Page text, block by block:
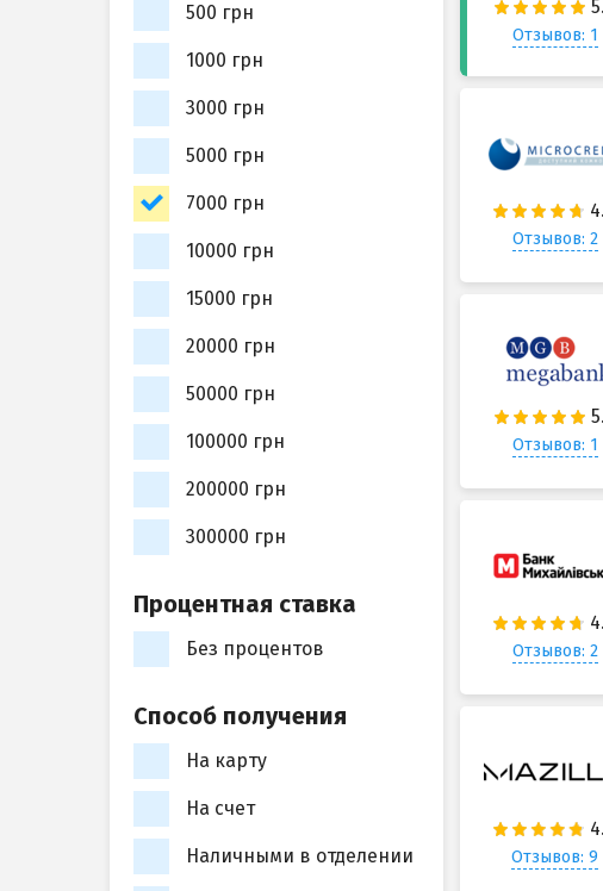
Отзывов: 1
Отзывов: 2
Отзывов: 1
Отзывов: 2
Отзывов: 9
500 грн
1000 грн
3000 грн
5000 грн
7000 грн
10000 грн
15000 грн
20000 грн
50000 грн
100000 грн
200000 грн
300000 грн
Процентная ставка
Без процентов
Способ получения
На карту
На счет
Наличными в отделении